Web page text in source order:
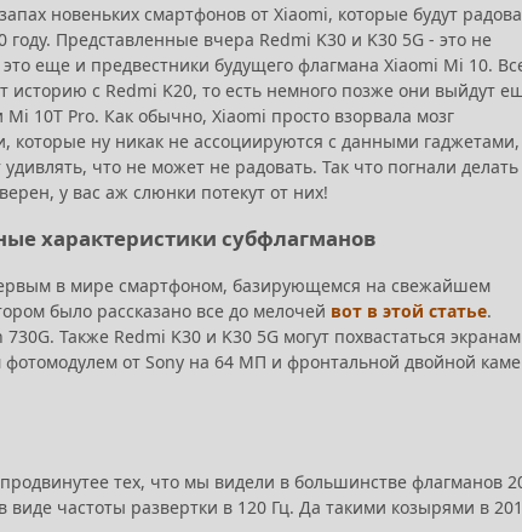
новеньких смартфонов от Xiaomi, которые будут
Представленные вчера Redmi K30 и K30 5G - это не
еще и предвестники будущего флагмана Xiaomi Mi 10.
историю с Redmi K20, то есть немного позже они выйдут
10T Pro. Как обычно, Xiaomi просто взорвала мозг
которые ну никак не ассоциируются с данными
что не может не радовать. Так что погнали делать
у вас аж слюнки потекут от них!
характеристики субфлагманов
в мире смартфоном, базирующемся на свежайшем
было рассказано все до мелочей вот в этой статье.
Также Redmi K30 и K30 5G могут похвастаться
от Sony на 64 МП и фронтальной двойной
тех, что мы видели в большинстве флагманов
частоты развертки в 120 Гц. Да такими козырями в